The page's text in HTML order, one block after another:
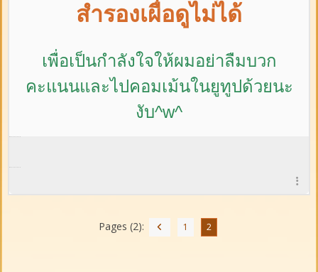
สำรองเผื่อดูไม่ได้
เพื่อเป็นกำลังใจให้ผมอย่าลืมบวก
คะแนนและไปคอมเม้นในยูทูปด้วยนะ
งับ^w^
Pages (2): 1 2